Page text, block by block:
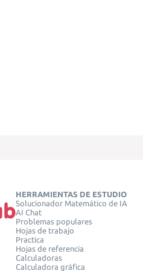
HERRAMIENTAS DE ESTUDIO
Solucionador Matemático de IA
AI Chat
Problemas populares
Hojas de trabajo
Practica
Hojas de referencia
Calculadoras
Calculadora gráfica